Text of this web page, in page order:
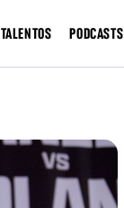
TALENTOS PODCASTS